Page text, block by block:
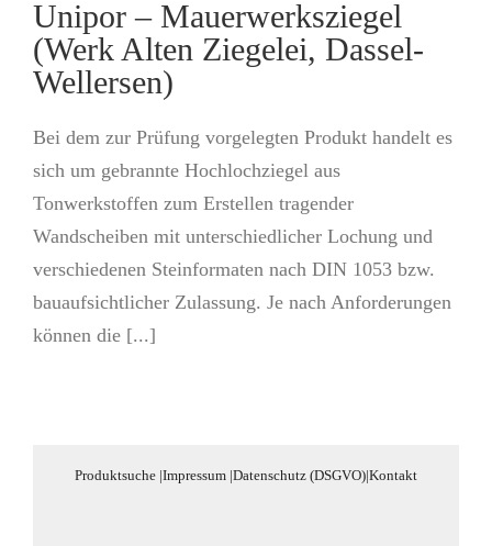
Unipor – Mauerwerksziegel
(Werk Alten Ziegelei, Dassel-
Wellersen)
Bei dem zur Prüfung vorgelegten Produkt handelt es
sich um gebrannte Hochlochziegel aus
Tonwerkstoffen zum Erstellen tragender
Wandscheiben mit unterschiedlicher Lochung und
verschiedenen Steinformaten nach DIN 1053 bzw.
bauaufsichtlicher Zulassung. Je nach Anforderungen
können die [...]
Produktsuche |Impressum |Datenschutz (DSGVO)|Kontakt